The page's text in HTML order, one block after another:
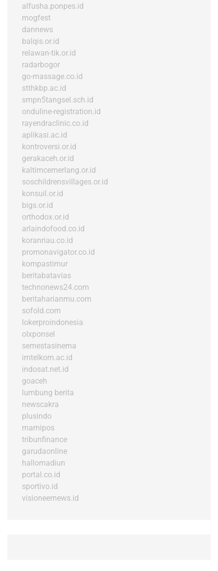
alfusha.ponpes.id
mogfest
dannews
balqis.or.id
relawan-tik.or.id
radarbogor
go-massage.co.id
stthkbp.ac.id
smpn5tangsel.sch.id
onduline-registration.id
rayendraclinic.co.id
aplikasi.ac.id
kontroversi.or.id
gerakaceh.or.id
kaltimcemerlang.or.id
soschildrensvillages.or.id
konsuil.or.id
bigs.or.id
orthodox.or.id
arlaindofood.co.id
koranriau.co.id
promonavigator.co.id
kompastimur
beritabatavias
technonews24.com
beritaharianmu.com
sofold.com
lokerproindonesia
olxponsel
semestasinema
imtelkom.ac.id
indosat.net.id
goaceh
lumbung berita
newscakra
plusindo
mamipos
tribunfinance
garudaonline
hallomadiun
portal.co.id
sportivo.id
visioneernews.id